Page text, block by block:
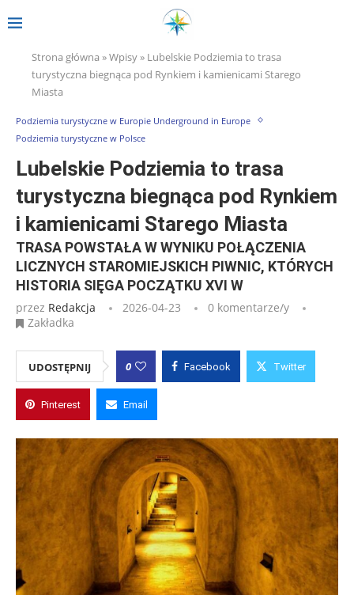
Strona główna »Wpisy» Lubelskie Podziemia to trasa
turystyczna biegnąca pod Rynkiem i kamienicami Starego
Miasta
Podziemia turystyczne w Europie Underground in Europe
Podziemia turystyczne w Polsce
Lubelskie Podziemia to trasa
turystyczna biegnąca pod Rynkiem
i kamienicami Starego Miasta
TRASA POWSTAŁA W WYNIKU POŁĄCZENIA
LICZNYCH STAROMIEJSKICH PIWNIC, KTÓRYCH
HISTORIA SIĘGA POCZĄTKU XVI W
przez Redakcja 2026-04-23
0 komentarze/y
Zakładka
UDOSTĘPNIJ 0 Facebook Twitter
Pinterest Email